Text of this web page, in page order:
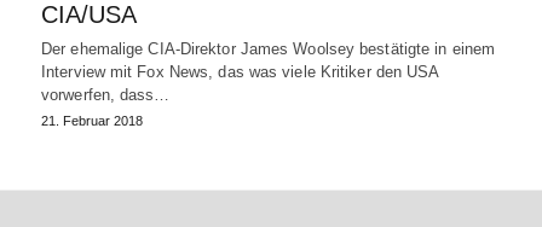
CIA/USA
Der ehemalige CIA-Direktor James Woolsey bestätigte in einem
Interview mit Fox News, das was viele Kritiker den USA
vorwerfen, dass…
21. Februar 2018